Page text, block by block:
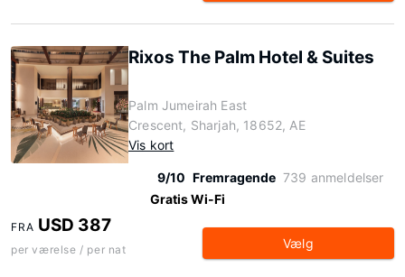
Rixos The Palm Hotel & Suites
Palm Jumeirah East
Crescent, Sharjah, 18652, AE
Vis kort
9/10 Fremragende 739 anmeldelser
Gratis Wi-Fi
FRA USD 387
per værelse / per nat Vælg